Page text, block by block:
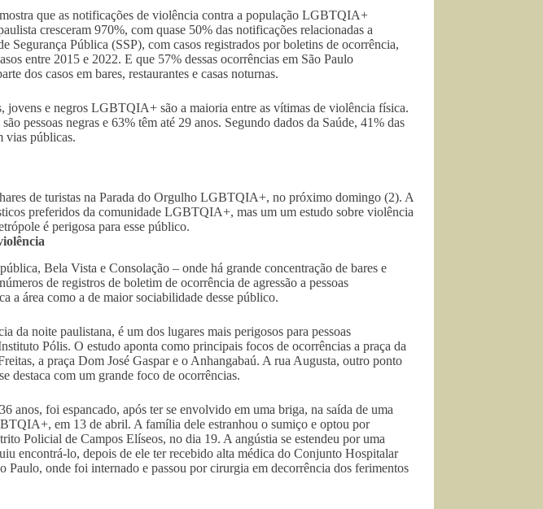
que as notificações de violência contra a população LGBTQIA+
cresceram 970%, com quase 50% das notificações relacionadas a
Segurança Pública (SSP), com casos registrados por boletins de ocorrência,
entre 2015 e 2022. E que 57% dessas ocorrências em São Paulo
dos casos em bares, restaurantes e casas noturnas.
jovens e negros LGBTQIA+ são a maioria entre as vítimas de violência física.
pessoas negras e 63% têm até 29 anos. Segundo dados da Saúde, 41% das
vias públicas.
de turistas na Parada do Orgulho LGBTQIA+, no próximo domingo (2). A
preferidos da comunidade LGBTQIA+, mas um um estudo sobre violência
é perigosa para esse público.
Bela Vista e Consolação – onde há grande concentração de bares e
de registros de boletim de ocorrência de agressão a pessoas
a área como a de maior sociabilidade desse público.
da noite paulistana, é um dos lugares mais perigosos para pessoas
Pólis. O estudo aponta como principais focos de ocorrências a praça da
a praça Dom José Gaspar e o Anhangabaú. A rua Augusta, outro ponto
destaca com um grande foco de ocorrências.
anos, foi espancado, após ter se envolvido em uma briga, na saída de uma
em 13 de abril. A família dele estranhou o sumiço e optou por
Policial de Campos Elíseos, no dia 19. A angústia se estendeu por uma
encontrá-lo, depois de ele ter recebido alta médica do Conjunto Hospitalar
Paulo, onde foi internado e passou por cirurgia em decorrência dos ferimentos